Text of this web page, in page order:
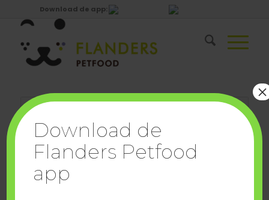
Download de app:
voldoen.
Nothing Found
Download de
Flanders Petfood
app
×